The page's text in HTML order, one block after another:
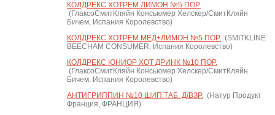
КОЛДРЕКС ХОТРЕМ ЛИМОН №5 ПОР.
(ГлаксоСмитКляйн Консьюмер Хелскер/СмитКляйн
Бичем, Испания Королевство)
КОЛДРЕКС ХОТРЕМ МЕД+ЛИМОН №5 ПОР.(SMITKLINE
BEECHAM CONSUMER, Испания Королевство)
КОЛДРЕКС ЮНИОР ХОТ ДРИНК №10 ПОР.
(ГлаксоСмитКляйн Консьюмер Хелскер/СмитКляйн
Бичем, Испания Королевство)
АНТИГРИППИН №10 ШИП.ТАБ. Д/ВЗР.(Натур Продукт
Франция, ФРАНЦИЯ)